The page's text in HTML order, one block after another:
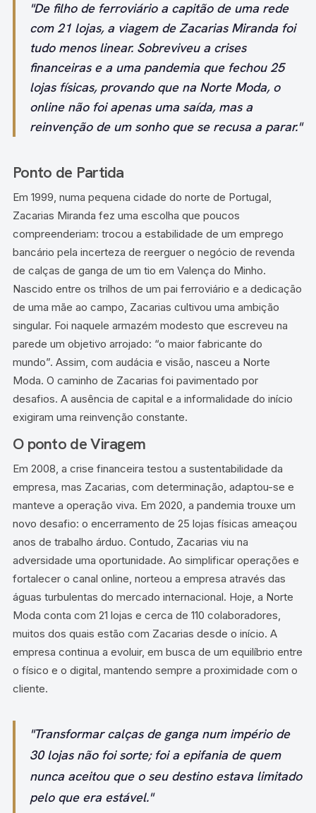
"De filho de ferroviário a capitão de uma rede
com 21 lojas, a viagem de Zacarias Miranda foi
tudo menos linear. Sobreviveu a crises
financeiras e a uma pandemia que fechou 25
lojas físicas, provando que na Norte Moda, o
online não foi apenas uma saída, mas a
reinvenção de um sonho que se recusa a parar."
Ponto de Partida
Em 1999, numa pequena cidade do norte de Portugal,
Zacarias Miranda fez uma escolha que poucos
compreenderiam: trocou a estabilidade de um emprego
bancário pela incerteza de reerguer o negócio de revenda
de calças de ganga de um tio em Valença do Minho.
Nascido entre os trilhos de um pai ferroviário e a dedicação
de uma mãe ao campo, Zacarias cultivou uma ambição
singular. Foi naquele armazém modesto que escreveu na
parede um objetivo arrojado: “o maior fabricante do
mundo”. Assim, com audácia e visão, nasceu a Norte
Moda. O caminho de Zacarias foi pavimentado por
desafios. A ausência de capital e a informalidade do início
exigiram uma reinvenção constante.
O ponto de Viragem
Em 2008, a crise financeira testou a sustentabilidade da
empresa, mas Zacarias, com determinação, adaptou-se e
manteve a operação viva. Em 2020, a pandemia trouxe um
novo desafio: o encerramento de 25 lojas físicas ameaçou
anos de trabalho árduo. Contudo, Zacarias viu na
adversidade uma oportunidade. Ao simplificar operações e
fortalecer o canal online, norteou a empresa através das
águas turbulentas do mercado internacional. Hoje, a Norte
Moda conta com 21 lojas e cerca de 110 colaboradores,
muitos dos quais estão com Zacarias desde o início. A
empresa continua a evoluir, em busca de um equilíbrio entre
o físico e o digital, mantendo sempre a proximidade com o
cliente.
"Transformar calças de ganga num império de
30 lojas não foi sorte; foi a epifania de quem
nunca aceitou que o seu destino estava limitado
pelo que era estável."